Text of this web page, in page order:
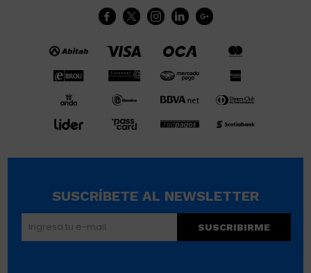
    
SUSCRÍBETE AL NEWSLETTER
SUSCRIBIRME